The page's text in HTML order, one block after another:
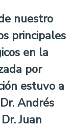
nuestro
principales
en la
por
estuvo a
Andrés
Juan